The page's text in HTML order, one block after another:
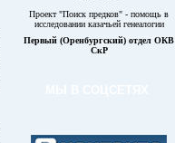
Проект "Поиск предков" - помощь в
исследовании казачьей генеалогии
Первый (Оренбургский) отдел ОКВ
СкР